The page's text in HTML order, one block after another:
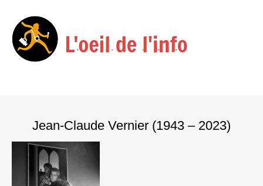
Jean-Claude Vernier (1943 – 2023)